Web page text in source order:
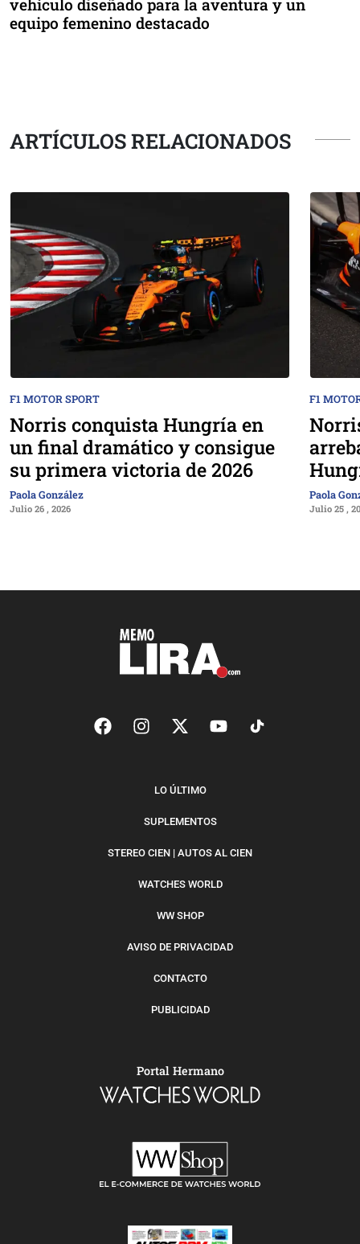
vehículo diseñado para la aventura y un
equipo femenino destacado
ARTÍCULOS RELACIONADOS
F1 MOTOR SPORT
Norris conquista Hungría en
un final dramático y consigue
su primera victoria de 2026
Paola González
Julio 26 , 2026
F1
Paola
Julio 25 ,
LO ÚLTIMO
SUPLEMENTOS
STEREO CIEN | AUTOS AL CIEN
WATCHES WORLD
WW SHOP
AVISO DE PRIVACIDAD
CONTACTO
PUBLICIDAD
Portal Hermano